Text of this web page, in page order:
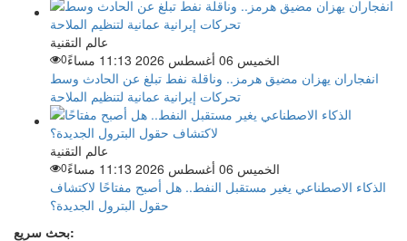
عالم التقنية
الخميس 06 أغسطس 2026 11:13 مساءً
0
انفجاران يهزان مضيق هرمز.. وناقلة نفط تبلغ عن الحادث وسط
تحركات إيرانية عمانية لتنظيم الملاحة
عالم التقنية
الخميس 06 أغسطس 2026 11:13 مساءً
0
الذكاء الاصطناعي يغير مستقبل النفط.. هل أصبح مفتاحًا لاكتشاف
حقول البترول الجديدة؟
بحث سريع: